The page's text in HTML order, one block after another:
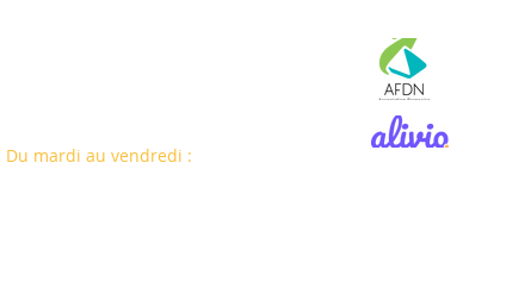
Du mardi au vendredi :